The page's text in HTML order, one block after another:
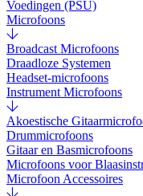
Voedingen (PSU)
Microfoons
Broadcast Microfoons
Draadloze Systemen
Headset-microfoons
Instrument Microfoons
Akoestische
Drummicrofoons
Gitaar en Basmicrofoons
Microfoons voor
Microfoon Accessoires